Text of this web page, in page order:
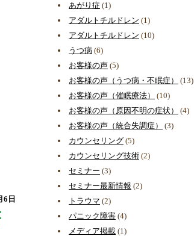
6日
あがり症 (1)
アダルトチルドレン (1)
アダルトチルドレン (10)
うつ病 (6)
お客様の声 (5)
お客様の声（うつ病・不眠症）
(13)
お客様の声（催眠療法）
(10)
お客様の声（原因不明の症状）
(4)
お客様の声（統合失調症）
(3)
カウンセリング (5)
カウンセリング技術 (2)
セミナー (3)
セミナー最新情報 (2)
トラウマ (2)
パニック障害 (4)
メディア掲載 (1)